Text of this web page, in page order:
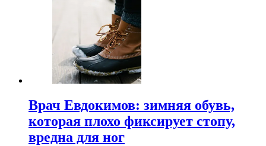
Врач Евдокимов: зимняя обувь,
которая плохо фиксирует стопу,
вредна для ног